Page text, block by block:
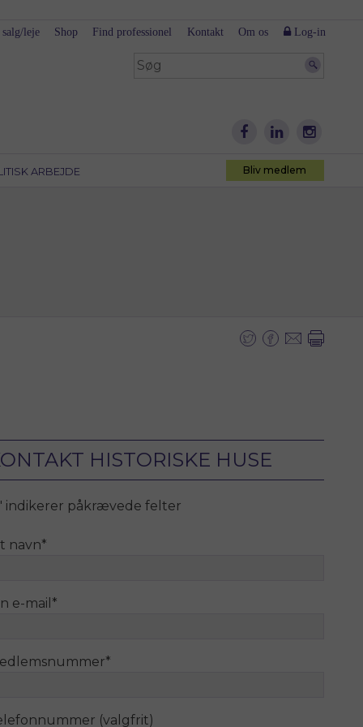
ARBEJDE Bliv medlem
leje Shop Find professionel Kontakt Om os Log-in
HISTORISKE HUSE
indikerer påkrævede felter
navn*
e-mail *
*
(valgfrit)